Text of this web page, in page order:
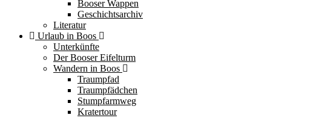
Booser Wappen
Geschichtsarchiv
Literatur
Urlaub in Boos
Unterkünfte
Der Booser Eifelturm
Wandern in Boos
Traumpfad
Traumpfädchen
Stumpfarmweg
Kratertour